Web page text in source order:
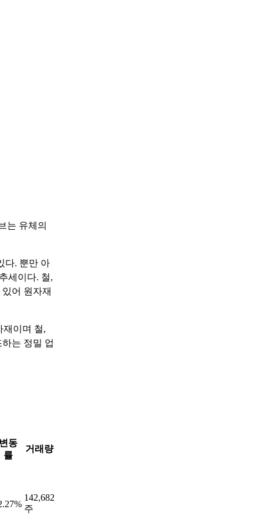
는 유체의
다. 뿐만 아
세이다. 철,
어 원자재
재이며 철,
는 정밀 업
동
률
거래량
142,682
주